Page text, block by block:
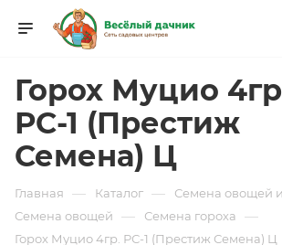
Горох Муцио
РС-1 (Престиж
Семена) Ц
Главная — Каталог — Семена овощей
Семена овощей — Семена гороха —
Горох Муцио 4гр. РС-1 (Престиж Семена) Ц